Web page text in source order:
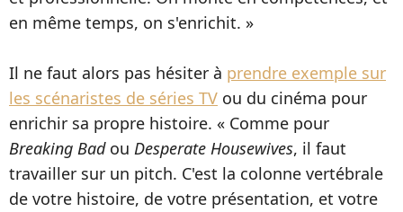
en même temps, on s'enrichit. »
Il ne faut alors pas hésiter à prendre exemple sur
les scénaristes de séries TV ou du cinéma pour
enrichir sa propre histoire. « Comme pour
Breaking Badou Desperate Housewives, il faut
travailler sur un pitch. C'est la colonne vertébrale
de votre histoire, de votre présentation, et votre